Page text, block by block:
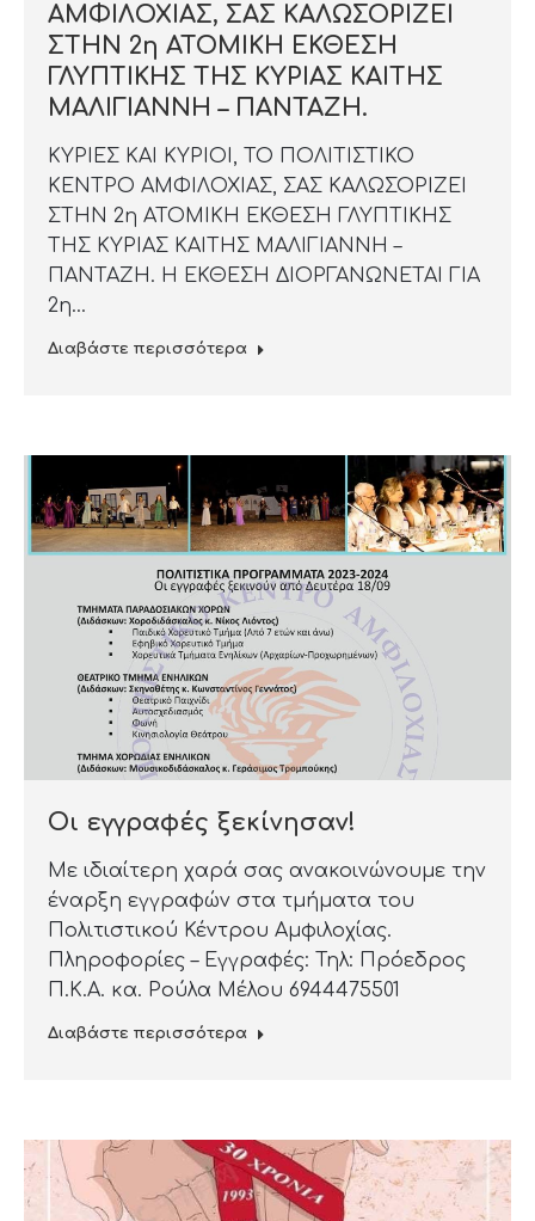
ΑΜΦΙΛΟΧΙΑΣ, ΣΑΣ ΚΑΛΩΣΟΡΙΖΕΙ
ΣΤΗΝ 2η ΑΤΟΜΙΚΗ ΕΚΘΕΣΗ
ΓΛΥΠΤΙΚΗΣ ΤΗΣ ΚΥΡΙΑΣ ΚΑΙΤΗΣ
ΜΑΛΙΓΙΑΝΝΗ – ΠΑΝΤΑΖΗ.
ΚΥΡΙΕΣ ΚΑΙ ΚΥΡΙΟΙ, ΤΟ ΠΟΛΙΤΙΣΤΙΚΟ
ΚΕΝΤΡΟ ΑΜΦΙΛΟΧΙΑΣ, ΣΑΣ ΚΑΛΩΣΟΡΙΖΕΙ
ΣΤΗΝ 2η ΑΤΟΜΙΚΗ ΕΚΘΕΣΗ ΓΛΥΠΤΙΚΗΣ
ΤΗΣ ΚΥΡΙΑΣ ΚΑΙΤΗΣ ΜΑΛΙΓΙΑΝΝΗ –
ΠΑΝΤΑΖΗ. Η ΕΚΘΕΣΗ ΔΙΟΡΓΑΝΩΝΕΤΑΙ ΓΙΑ
2η…
Διαβάστε περισσότερα
Οι εγγραφές ξεκίνησαν!
Με ιδιαίτερη χαρά σας ανακοινώνουμε την
έναρξη εγγραφών στα τμήματα του
Πολιτιστικού Κέντρου Αμφιλοχίας.
Πληροφορίες – Εγγραφές: Τηλ: Πρόεδρος
Π.Κ.Α. κα. Ρούλα Μέλου 6944475501
Διαβάστε περισσότερα